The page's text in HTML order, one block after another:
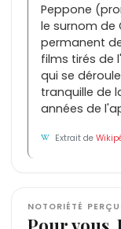
Peppone
le surnom de
permanent
films tirés de
qui se
tranquille de
années de
Extrait de
NOTORIÉTÉ